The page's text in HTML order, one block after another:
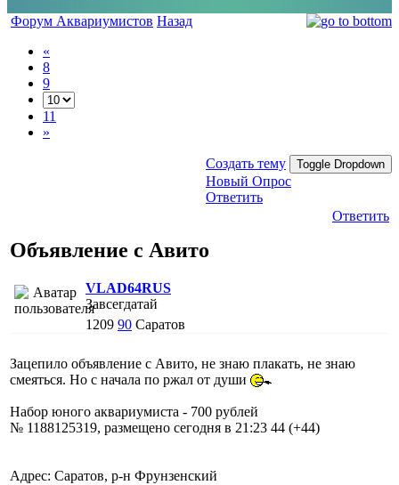
Форум Аквариумистов Назад
«
8
9
11
»
Создать тему Toggle Dropdown
Новый Опрос
Ответить
Ответить
Объявление с Авито
VLAD64RUS
Завсегдатай
1209 90 Саратов
Зацепило объявление с Авито, не знаю плакать, не знаю
смеяться. Но с начала по ржал от души
Набор юного аквариумиста - 700 рублей
№ 1188125319, размещено сегодня в 21:23 44 (+44)
Адрес: Саратов, р-н Фрунзенский